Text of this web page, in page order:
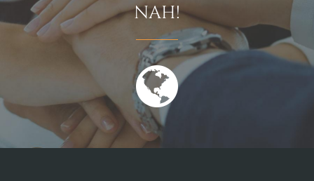
NAH!